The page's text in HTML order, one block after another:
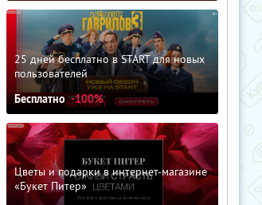
25 дней бесплатно в START для новых
пользователей
Бесплатно -100%
Цветы и подарки в интернет-магазине
«Букет Питер»